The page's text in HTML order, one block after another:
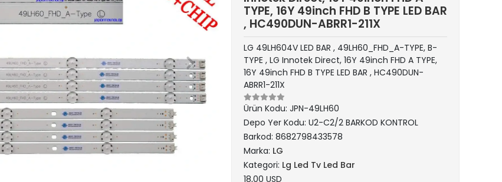
TYPE, 16Y 49inch FHD B TYPE LED BAR
, HC490DUN-ABRR1-211X
LG 49LH604V LED BAR , 49LH60_FHD_A-TYPE, B-
TYPE , LG Innotek Direct, 16Y 49inch FHD A TYPE,
16Y 49inch FHD B TYPE LED BAR , HC490DUN-
ABRR1-211X
Ürün Kodu: JPN-49LH60
Depo Yer Kodu: U2-C2/2 BARKOD KONTROL
Barkod: 8682798433578
Marka: LG
Kategori: Lg Led Tv Led Bar
18,00 USD